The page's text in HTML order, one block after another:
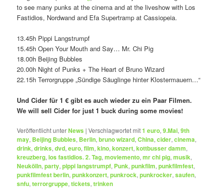
to see many punks at the cinema and at the liveshow with Los
Fastidios, Nordwand and Efa Supertramp at Cassiopeia.
13.45h Pippi Langstrumpf
15.45h Open Your Mouth and Say… Mr. Chi Pig
18.00h Beijing Bubbles
20.00h Night of Punks + The Heart of Bruno Wizard
22.15h Terrorgruppe „Sündige Säuglinge hinter Klostermauern…“
Und Cider für 1 € gibt es auch wieder zu ein Paar Filmen.
We will sell Cider for just 1 buck during some movies!
Veröffentlicht unterNews |Verschlagwortet mit1 euro,9.Mai,9th
may, Beijing Bubbles, Berlin,bruno wizard,China,cider,cinema,
drink,drinks,dvd,euro,film,kino,konzert,kottbusser damm,
kreuzberg,los fastidios. 2. Tag,moviemento,mr chi pig,musik,
Neukölln,party,pippi langstrumpf, Punk,punkfilm,punkfilmfest,
punkfilmfest berlin,punkkonzert,punkrock,punkrocker,saufen,
snfu,terrorgruppe,tickets,trinken